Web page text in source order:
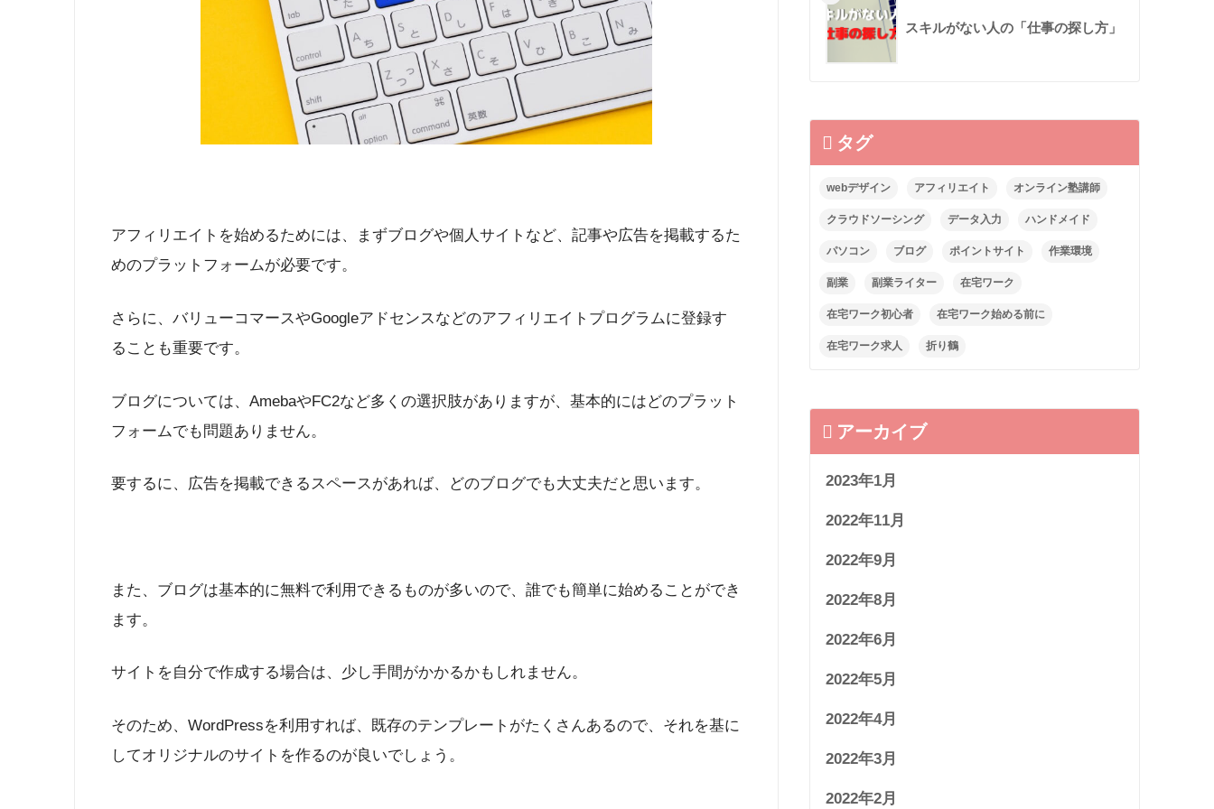
アフィリエイトを始めるためには、まずブログや個人サイトなど、記事や広告を掲載するた
めのプラットフォームが必要です。
さらに、バリューコマースやGoogleアドセンスなどのアフィリエイトプログラムに登録す
ることも重要です。
ブログについては、AmebaやFC2など多くの選択肢がありますが、基本的にはどのプラット
フォームでも問題ありません。
要するに、広告を掲載できるスペースがあれば、どのブログでも大丈夫だと思います。
また、ブログは基本的に無料で利用できるものが多いので、誰でも簡単に始めることができ
ます。
サイトを自分で作成する場合は、少し手間がかかるかもしれません。
そのため、WordPressを利用すれば、既存のテンプレートがたくさんあるので、それを基に
してオリジナルのサイトを作るのが良いでしょう。
スキルがない人の「仕事の探し方」
タグ
webデザイン アフィリエイト オンライン塾講師
クラウドソーシング データ入力 ハンドメイド
パソコン ブログ ポイントサイト 作業環境
副業 副業ライター 在宅ワーク
在宅ワーク初心者 在宅ワーク始める前に
在宅ワーク求人 折り鶴
アーカイブ
2023年1月
2022年11月
2022年9月
2022年8月
2022年6月
2022年5月
2022年4月
2022年3月
2022年2月